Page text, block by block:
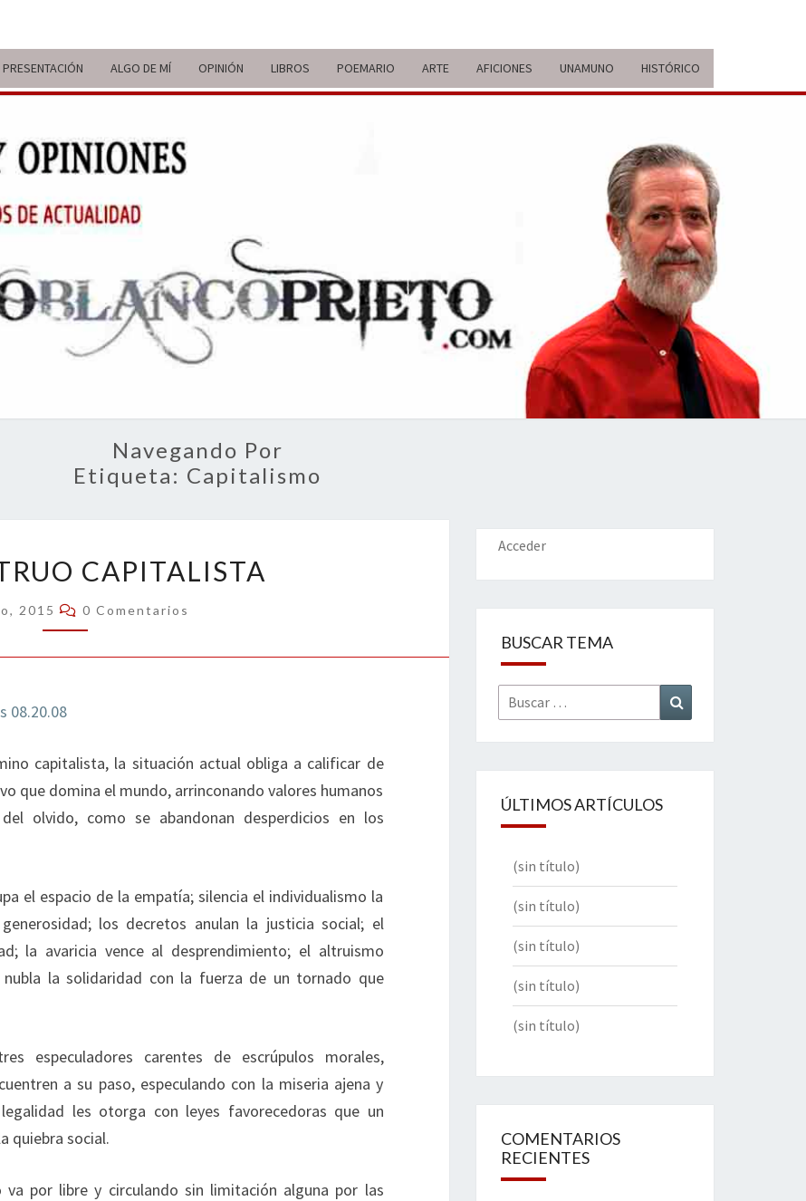
PRESENTACIÓN ALGO DE MÍ OPINIÓN LIBROS POEMARIO ARTE AFICIONES UNAMUNO HISTÓRICO
ITINERARIO
DE VIDA Y
OPINIONES
BREVE
RECORRIDO
VITAL Y
COMENTARIOS
ACTUALIDAD
Navegando Por
Etiqueta: Capitalismo
MONSTRUO
CAPITALISTA
CAPITALISTA
2015 Comentarios
0 Comentarios
capitalista, la situación actual obliga a calificar de
que domina el mundo, arrinconando valores humanos
olvido, como se abandonan desperdicios en los
el espacio de la empatía; silencia el individualismo la
los decretos anulan la justicia social; el
la avaricia vence al desprendimiento; el altruismo
la solidaridad con la fuerza de un tornado que
especuladores carentes de escrúpulos morales,
a su paso, especulando con la miseria ajena y
les otorga con leyes favorecedoras que un
quiebra social.
por libre y circulando sin limitación alguna por las
Acceder
BUSCAR TEMA
Buscar
por:
ÚLTIMOS ARTÍCULOS
(sin título)
(sin título)
(sin título)
(sin título)
(sin título)
COMENTARIOS
RECIENTES